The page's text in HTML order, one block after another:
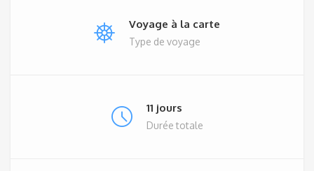
Voyage à la carte
Type de voyage
11 jours
Durée totale